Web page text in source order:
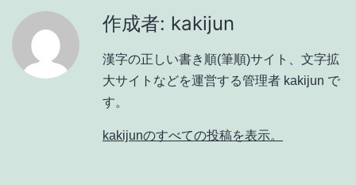
作成者: kakijun
漢字の正しい書き順(筆順)サイト、文字拡
大サイトなどを運営する管理者 kakijun で
す。
kakijunのすべての投稿を表示。